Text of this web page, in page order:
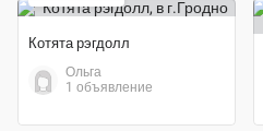
Котята рэгдолл
Ольга
1 объявление